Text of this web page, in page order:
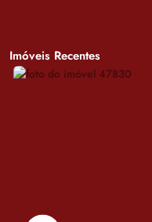
Imóveis Recentes